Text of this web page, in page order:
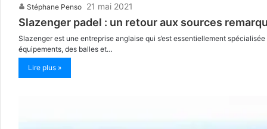
Stéphane Penso 21 mai 2021
Slazenger padel : un retour aux sources
Slazenger est une entreprise anglaise qui s’est essentiellement
équipements, des balles et…
Lire plus »